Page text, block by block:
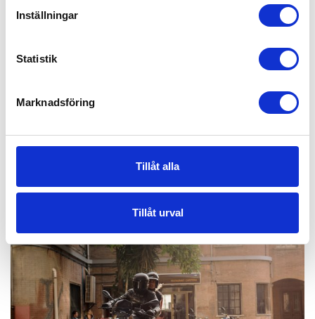
Inställningar
Statistik
Marknadsföring
Tillåt alla
Tillåt urval
Sales Manager North Parts Europe
Richard Nordén är marknadschef på Probike och Svenska